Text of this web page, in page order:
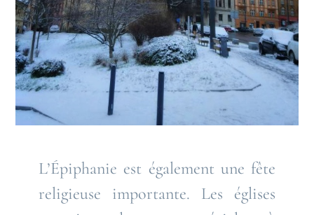
L’Épiphanie est également une fête
religieuse importante. Les églises